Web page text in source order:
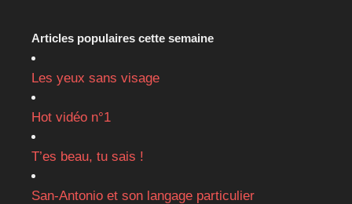
Articles populaires cette semaine
Les yeux sans visage
Hot vidéo n°1
T’es beau, tu sais !
San-Antonio et son langage particulier